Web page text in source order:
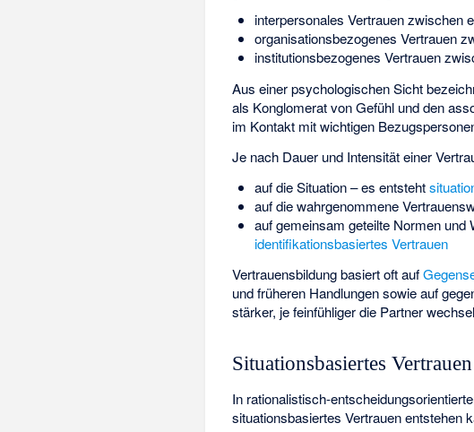
interpersonales Vertrauen zwischen
organisationsbezogenes Vertrauen
institutionsbezogenes Vertrauen
Aus einer psychologischen Sicht
als Konglomerat von Gefühl und den
im Kontakt mit wichtigen
Je nach Dauer und Intensität einer
auf die Situation – es entsteht
auf die wahrgenommene
auf gemeinsam geteilte Normen und
identifikationsbasiertes Vertrauen
Vertrauensbildung basiert oft auf
und früheren Handlungen sowie auf
stärker, je feinfühliger die Partner
Situationsbasiertes Vertrauen
In rationalistisch-
situationsbasiertes Vertrauen entstehen